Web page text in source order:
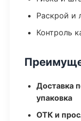
Раскрой и
Контроль
Доставка
упаковка
ОТК и